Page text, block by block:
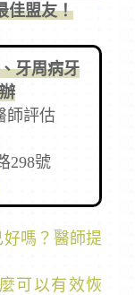
佳盟友！
牙周病牙
師評估
298號
嗎？醫師提
可以有效恢